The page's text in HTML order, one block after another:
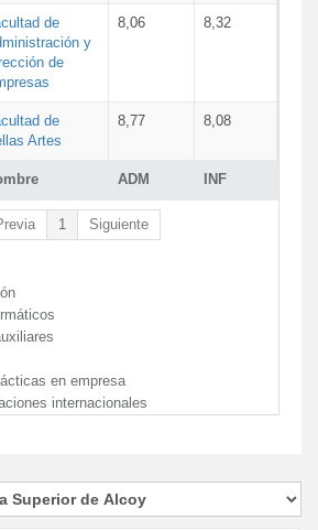
ADM INF
de
y
de
8,06 8,32
de
Artes
8,77 8,08
1 Siguiente
en empresa
internacionales